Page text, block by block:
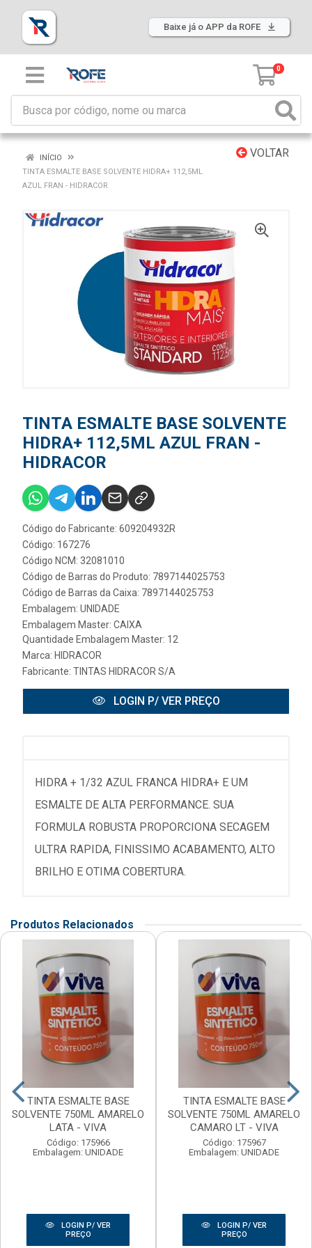
Baixe já o APP da ROFE
0
VOLTAR
INÍCIO
TINTA ESMALTE BASE SOLVENTE HIDRA+ 112,5ML
AZUL FRAN - HIDRACOR
TINTA ESMALTE BASE SOLVENTE
HIDRA+ 112,5ML AZUL FRAN -
HIDRACOR
Código do Fabricante: 609204932R
Código: 167276
Código NCM: 32081010
Código de Barras do Produto: 7897144025753
Código de Barras da Caixa: 7897144025753
Embalagem: UNIDADE
Embalagem Master: CAIXA
Quantidade Embalagem Master: 12
Marca: HIDRACOR
Fabricante: TINTAS HIDRACOR S/A
LOGIN P/ VER PREÇO
HIDRA + 1/32 AZUL FRANCA HIDRA+ E UM
ESMALTE DE ALTA PERFORMANCE. SUA
FORMULA ROBUSTA PROPORCIONA SECAGEM
ULTRA RAPIDA, FINISSIMO ACABAMENTO, ALTO
BRILHO E OTIMA COBERTURA.
Produtos Relacionados
TINTA ESMALTE BASE
SOLVENTE 750ML AMARELO
LATA - VIVA
Código: 175966
Embalagem: UNIDADE
LOGIN P/ VER
PREÇO
TINTA ESMALTE BASE
SOLVENTE 750ML AMARELO
CAMARO LT - VIVA
Código: 175967
Embalagem: UNIDADE
LOGIN P/ VER
PREÇO